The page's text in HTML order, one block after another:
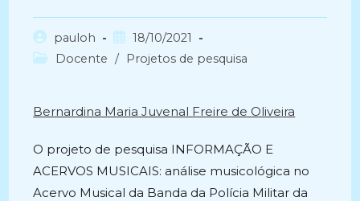
Autor
do
pauloh
Post
publicado:
18/10/2021
Categoria
Docente / Projetos de pesquisa
Bernardina Maria Juvenal Freire de Oliveira
O projeto de pesquisa INFORMAÇÃO E
ACERVOS MUSICAIS: análise musicológica no
Acervo Musical da Banda da Polícia Militar da